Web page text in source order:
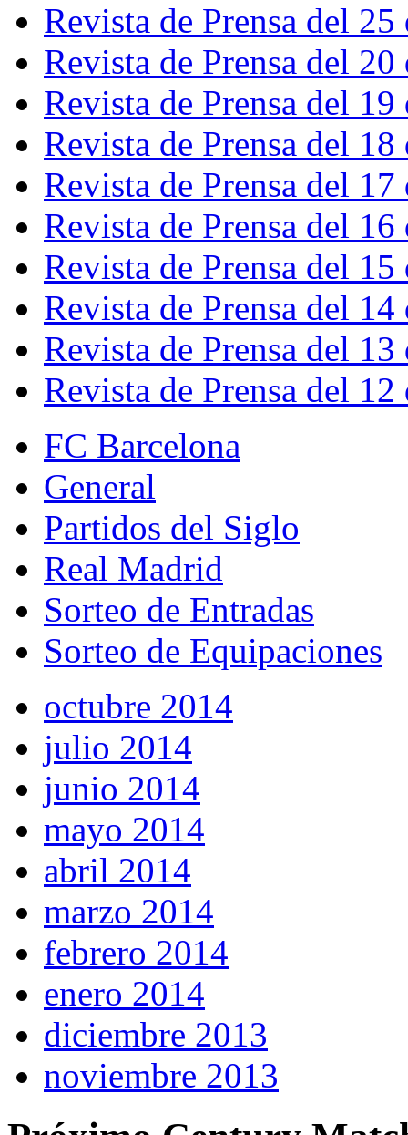
Revista de Prensa del
Revista de Prensa del
Revista de Prensa del
Revista de Prensa del
Revista de Prensa del
Revista de Prensa del
Revista de Prensa del
Revista de Prensa del
Revista de Prensa del
Revista de Prensa del
FC Barcelona
General
Partidos del Siglo
Real Madrid
Sorteo de Entradas
Sorteo de Equipaciones
octubre 2014
julio 2014
junio 2014
mayo 2014
abril 2014
marzo 2014
febrero 2014
enero 2014
diciembre 2013
noviembre 2013